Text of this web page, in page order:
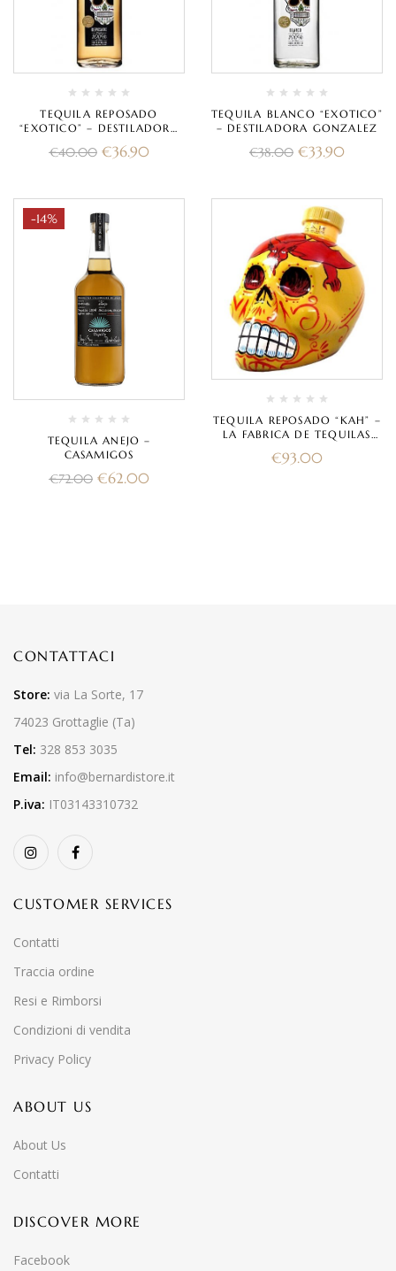
TEQUILA REPOSADO
“EXOTICO” – DESTILADORA
GONZALEZ
€40.00 €36.90
TEQUILA BLANCO “EXOTICO”
– DESTILADORA GONZALEZ
€38.00 €33.90
-14%
TEQUILA ANEJO –
CASAMIGOS
€72.00 €62.00
TEQUILA REPOSADO “KAH” –
LA FABRICA DE TEQUILAS
€93.00
CONTATTACI
Store: via La Sorte, 17
74023 Grottaglie (Ta)
Tel: 328 853 3035
Email: info@bernardistore.it
P.iva: IT03143310732
CUSTOMER SERVICES
Contatti
Traccia ordine
Resi e Rimborsi
Condizioni di vendita
Privacy Policy
ABOUT US
About Us
Contatti
DISCOVER MORE
Facebook